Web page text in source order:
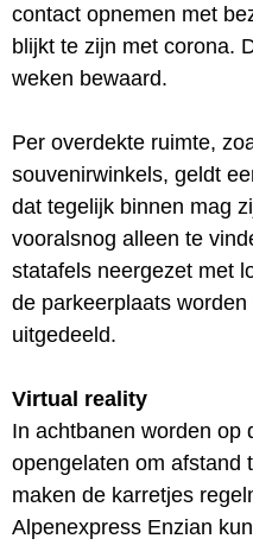
contact opnemen met
blijkt te zijn met corona.
weken bewaard.
Per overdekte ruimte,
souvenirwinkels, geldt
dat tegelijk binnen mag
vooralsnog alleen te
statafels neergezet met
de parkeerplaats
uitgedeeld.
Virtual reality
In achtbanen worden op
opengelaten om afstand
maken de karretjes
Alpenexpress Enzian